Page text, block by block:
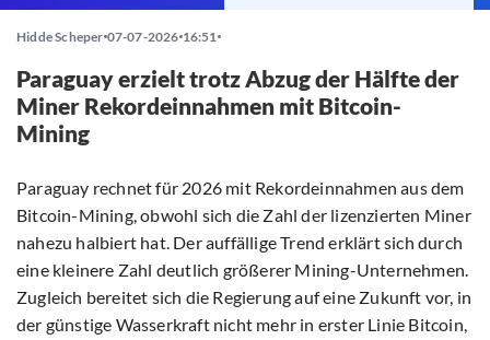
Hidde Scheper 07-07-2026 16:51
Paraguay erzielt trotz Abzug der Hälfte der
Miner Rekordeinnahmen mit Bitcoin-
Mining
Paraguay rechnet für 2026 mit Rekordeinnahmen aus dem
Bitcoin-Mining, obwohl sich die Zahl der lizenzierten Miner
nahezu halbiert hat. Der auffällige Trend erklärt sich durch
eine kleinere Zahl deutlich größerer Mining-Unternehmen.
Zugleich bereitet sich die Regierung auf eine Zukunft vor, in
der günstige Wasserkraft nicht mehr in erster Linie Bitcoin,